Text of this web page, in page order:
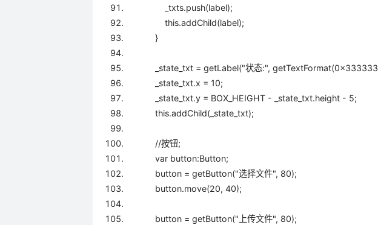
_txts.push(label);
this.addChild(label);
}
_state_txt = getLabel("状态:", getTextFormat(0x333333
_state_txt.x = 10;
_state_txt.y = BOX_HEIGHT - _state_txt.height - 5;
this.addChild(_state_txt);
//按钮;
var button:Button;
button = getButton("选择文件", 80);
button.move(20,40);
button = getButton("上传文件", 80);